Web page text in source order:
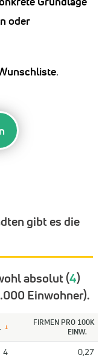
oder
.
gibt es die
absolut (4)
Einwohner).
↓
FIRMEN PRO 100K
EINW.
4
0,27